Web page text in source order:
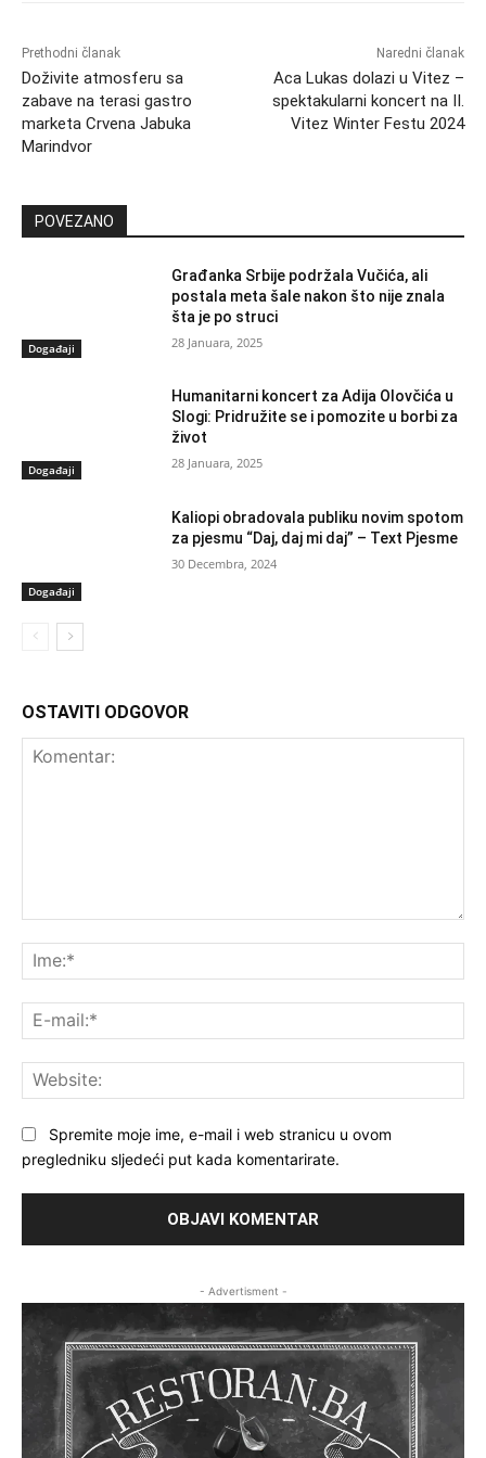
Prethodni članak
Doživite atmosferu sa
zabave na terasi gastro
marketa Crvena Jabuka
Marindvor
Naredni članak
Aca Lukas dolazi u Vitez –
spektakularni koncert na II.
Vitez Winter Festu 2024
POVEZANO
Događaji
Građanka Srbije podržala Vučića, ali
postala meta šale nakon što nije znala
šta je po struci
28 Januara, 2025
Događaji
Humanitarni koncert za Adija Olovčića u
Slogi: Pridružite se i pomozite u borbi za
život
28 Januara, 2025
Događaji
Kaliopi obradovala publiku novim spotom
za pjesmu “Daj, daj mi daj” – Text Pjesme
30 Decembra, 2024
OSTAVITI ODGOVOR
Spremite moje ime, e-mail i web stranicu u ovom
pregledniku sljedeći put kada komentarirate.
- Advertisment -